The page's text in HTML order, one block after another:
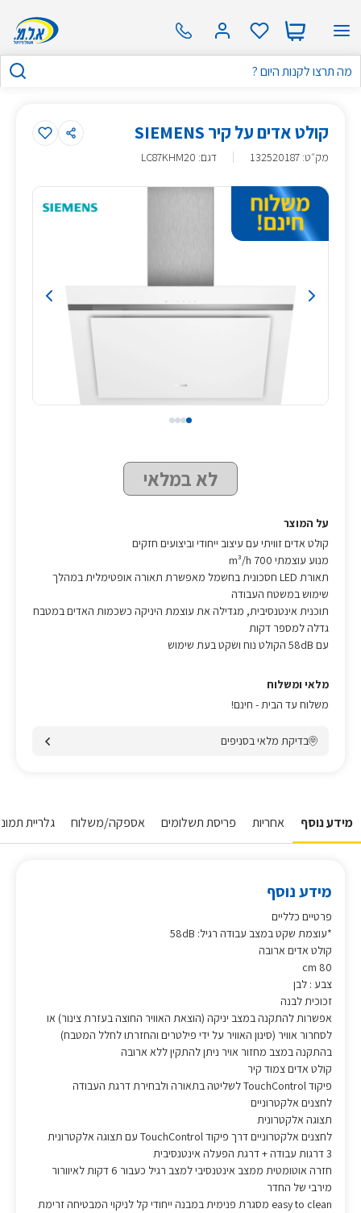
קולט אדים על קיר SIEMENS
מק״ט:
132520187 דגם: LC87KHM20
לא במלאי
על המוצר
קולט אדים זוויתי עם עיצוב ייחודי וביצועים חזקים
מנוע עוצמתי 700 m³/h
תאורת LED חסכונית בחשמל מאפשרת תאורה אופטימלית במהלך
שימוש במשטח העבודה
תוכנית אינטנסיבית, מגדילה את עוצמת היניקה כשכמות האדים במטבח
גדלה למספר דקות
עם 58dB הקולט נוח ושקט בעת שימוש
מלאי ומשלוח
משלוח עד הבית - חינם!
בדיקת מלאי בסניפים
מידע נוסף אחריות פריסת תשלומים אספקה/משלוח גלריית
מידע נוסף
פרטיים כלליים
*עוצמת שקט במצב עבודה רגיל: 58dB
קולט אדים ארובה
80 cm
צבע : לבן
זכוכית לבנה
אפשרות להתקנה במצב יניקה (הוצאת האוויר החוצה בעזרת צינור) או
לסחרור אוויר (סינון האוויר על ידי פילטרים והחזרתו לחלל המטבח)
בהתקנה במצב מחזור אויר ניתן להתקין ללא ארובה
קולט אדים צמוד קיר
פיקוד TouchControl לשליטה בתאורה ולבחירת דרגת העבודה
לחצנים אלקטרוניים
תצוגה אלקטרונית
לחצנים אלקטרוניים דרך פיקוד TouchControl עם תצוגה אלקטרונית
3 דרגות עבודה + דרגת הפעלה אינטנסיבית
חזרה אוטומטית ממצב אינטנסיבי למצב רגיל כעבור 6 דקות לאיוורור
מירבי של החדר
easy to clean מסגרת פנימית במבנה ייחודי קל לניקוי המבטיחה זרימת